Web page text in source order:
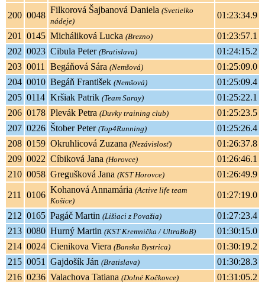
200 0048
Filkorová Šajbanová Daniela (Svetielko
nádeje)
01:23:34.9
201 0145 Micháliková Lucka (Brezno)
01:23:57.1
202 0023 Cibula Peter (Bratislava)
01:24:15.2
203 0011 Begáňová Sára (Nemšová)
01:25:09.0
204 0010 Begáň František (Nemšová)
01:25:09.4
205 0114 Kršiak Patrik (Team Saray)
01:25:22.1
206 0178 Plevák Petra (Duvky training club)
01:25:23.5
207 0226 Štober Peter (Top4Running)
01:25:26.4
208 0159 Okruhlicová Zuzana (Nezávislosť)
01:26:37.8
209 0022 Cíbiková Jana (Horovce)
01:26:46.1
210 0058 Gregušková Jana (KST Horovce) 01:26:49.9
211 0106
Kohanová Annamária (Active life team
Košice)
01:27:19.0
212 0165 Pagáč Martin (Lišiaci z Považia)
01:27:23.4
213 0080 Hurný Martin (KST Kremnička / UltraBoB)
01:30:15.0
214 0024 Cienikova Viera (Banska Bystrica)
01:30:19.2
215 0051 Gajdošík Ján (Bratislava)
01:30:28.3
216 0236 Valachova Tatiana (Dolné Kočkovce) 01:31:05.2